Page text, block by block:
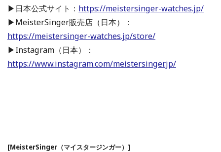
▶日本公式サイト： https://meistersinger-watches.jp/
▶MeisterSinger販売店（日本）：
https://meistersinger-watches.jp/store/
▶Instagram（日本）：
https://www.instagram.com/meistersinger.jp/
[MeisterSinger（マイスタージンガー）]